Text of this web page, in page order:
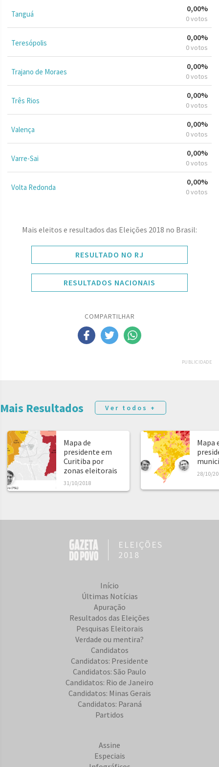
Tanguá
0,00%
0 votos
Teresópolis
0,00%
0 votos
Trajano de Moraes
0,00%
0 votos
Três Rios
0,00%
0 votos
Valença
0,00%
0 votos
Varre-Sai
0,00%
0 votos
Volta Redonda
0,00%
0 votos
Mais eleitos e resultados das Eleições 2018 no Brasil:
RESULTADO NO RJ
RESULTADOS NACIONAIS
COMPARTILHAR
PUBLICIDADE
Mais Resultados Ver todos +
Mapa de
presidente em
Curitiba por
zonas eleitorais
31/10/2018
Mapa
28/10/
ELEIÇÕES
2018
Início
Últimas Notícias
Apuração
Resultados das Eleições
Pesquisas Eleitorais
Verdade ou mentira?
Candidatos
Candidatos: Presidente
Candidatos: São Paulo
Candidatos: Rio de Janeiro
Candidatos: Minas Gerais
Candidatos: Paraná
Partidos
Assine
Especiais